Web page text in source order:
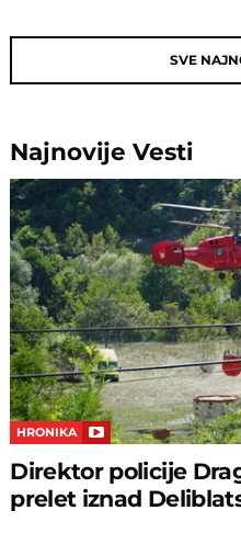
SVE
NajnovijeVesti
HRONIKA
Direktor policije
prelet iznad